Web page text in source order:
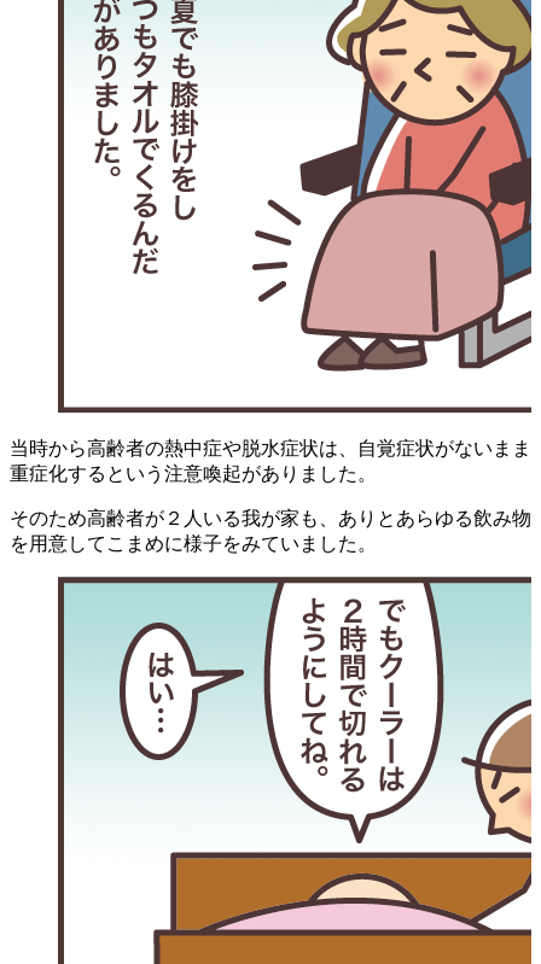
当時から高齢者の熱中症や脱水症状は、自覚症状がないまま
重症化するという注意喚起がありました。
そのため高齢者が２人いる我が家も、ありとあらゆる飲み物
を用意してこまめに様子をみていました。